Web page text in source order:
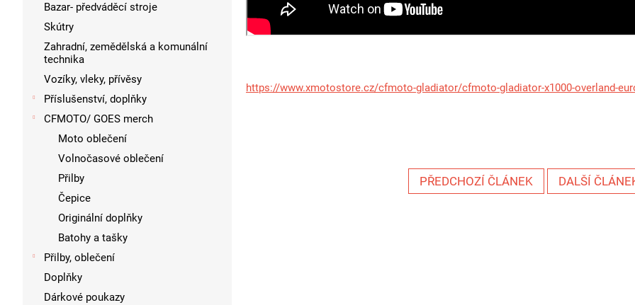
Bazar- předváděcí stroje
Skútry
Zahradní, zemědělská a komunální
technika
Vozíky, vleky, přívěsy
Příslušenství, doplňky
CFMOTO/ GOES merch
Moto oblečení
Volnočasové oblečení
Přilby
Čepice
Originální doplňky
Batohy a tašky
Přilby, oblečení
Doplňky
Dárkové poukazy
https://www.xmotostore.cz/cfmoto-gladiator/cfmoto-gladiator-x1000-overland-
PŘEDCHOZÍ ČLÁNEK DALŠÍ